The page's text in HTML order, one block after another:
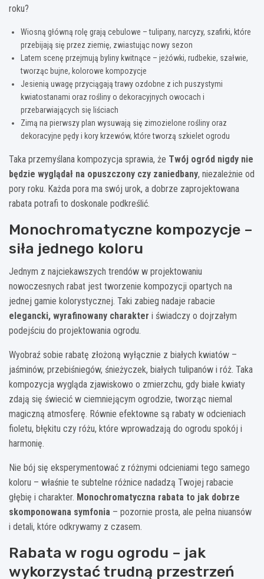
roku?
Wiosną główną rolę grają cebulowe – tulipany, narcyzy, szafirki, które
przebijają się przez ziemię, zwiastując nowy sezon
Latem scenę przejmują byliny kwitnące – jeżówki, rudbekie, szałwie,
tworząc bujne, kolorowe kompozycje
Jesienią uwagę przyciągają trawy ozdobne z ich puszystymi
kwiatostanami oraz rośliny o dekoracyjnych owocach i
przebarwiających się liściach
Zimą na pierwszy plan wysuwają się zimozielone rośliny oraz
dekoracyjne pędy i kory krzewów, które tworzą szkielet ogrodu
Taka przemyślana kompozycja sprawia, że Twój ogród nigdy nie
będzie wyglądał na opuszczony czy zaniedbany, niezależnie od
pory roku. Każda pora ma swój urok, a dobrze zaprojektowana
rabata potrafi to doskonale podkreślić.
Monochromatyczne kompozycje –
siła jednego koloru
Jednym z najciekawszych trendów w projektowaniu
nowoczesnych rabat jest tworzenie kompozycji opartych na
jednej gamie kolorystycznej. Taki zabieg nadaje rabacie
elegancki, wyrafinowany charakter i świadczy o dojrzałym
podejściu do projektowania ogrodu.
Wyobraź sobie rabatę złożoną wyłącznie z białych kwiatów –
jaśminów, przebiśniegów, śnieżyczek, białych tulipanów i róż. Taka
kompozycja wygląda zjawiskowo o zmierzchu, gdy białe kwiaty
zdają się świecić w ciemniejącym ogrodzie, tworząc niemal
magiczną atmosferę. Równie efektowne są rabaty w odcieniach
fioletu, błękitu czy różu, które wprowadzają do ogrodu spokój i
harmonię.
Nie bój się eksperymentować z różnymi odcieniami tego samego
koloru – właśnie te subtelne różnice nadadzą Twojej rabacie
głębię i charakter. Monochromatyczna rabata to jak dobrze
skomponowana symfonia – pozornie prosta, ale pełna niuansów
i detali, które odkrywamy z czasem.
Rabata w rogu ogrodu – jak
wykorzystać trudną przestrzeń